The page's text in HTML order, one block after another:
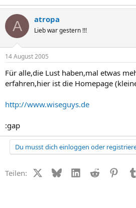
A atropa
Lieb war gestern !!!
14 August 2005
Für alle,die Lust haben,mal etwas
erfahren,hier ist die Homepage
http://www.wiseguys.de
:gap
Du musst dich einloggen oder
Teilen: X (Twitter)
BlueskyLinkedIn
Reddit